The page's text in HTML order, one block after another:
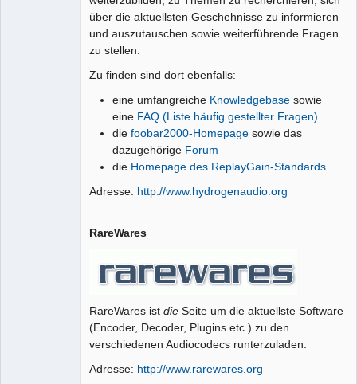
über die aktuellsten Geschehnisse zu informieren
und auszutauschen sowie weiterführende Fragen
zu stellen.
Zu finden sind dort ebenfalls:
eine umfangreiche Knowledgebasesowie
eine FAQ (Liste häufig gestellter Fragen)
die foobar2000-Homepagesowie das
dazugehörige Forum
die Homepage des ReplayGain-Standards
Adresse: http://www.hydrogenaudio.org
RareWares
RareWares ist die Seite um die aktuellste Software
(Encoder, Decoder, Plugins etc.) zu den
verschiedenen Audiocodecs runterzuladen.
Adresse: http://www.rarewares.org